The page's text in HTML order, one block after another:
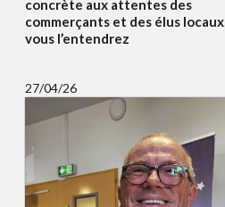
concrète aux attentes des
commerçants et des élus locaux,
vous l’entendrez
27/04/26